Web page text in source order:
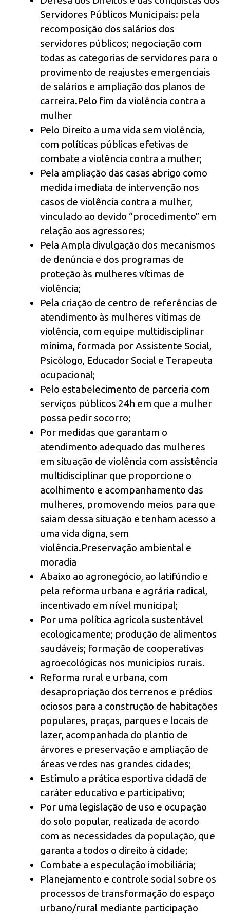
Servidores Públicos Municipais: pela
recomposição dos salários dos
servidores públicos; negociação com
todas as categorias de servidores para o
provimento de reajustes emergenciais
de salários e ampliação dos planos de
carreira.Pelo fim da violência contra a
mulher
Pelo Direito a uma vida sem violência,
com políticas públicas efetivas de
combate a violência contra a mulher;
Pela ampliação das casas abrigo como
medida imediata de intervenção nos
casos de violência contra a mulher,
vinculado ao devido “procedimento” em
relação aos agressores;
Pela Ampla divulgação dos mecanismos
de denúncia e dos programas de
proteção às mulheres vítimas de
violência;
Pela criação de centro de referências de
atendimento às mulheres vítimas de
violência, com equipe multidisciplinar
mínima, formada por Assistente Social,
Psicólogo, Educador Social e Terapeuta
ocupacional;
Pelo estabelecimento de parceria com
serviços públicos 24h em que a mulher
possa pedir socorro;
Por medidas que garantam o
atendimento adequado das mulheres
em situação de violência com assistência
multidisciplinar que proporcione o
acolhimento e acompanhamento das
mulheres, promovendo meios para que
saiam dessa situação e tenham acesso a
uma vida digna, sem
violência.Preservação ambiental e
moradia
Abaixo ao agronegócio, ao latifúndio e
pela reforma urbana e agrária radical,
incentivado em nível municipal;
Por uma política agrícola sustentável
ecologicamente; produção de alimentos
saudáveis; formação de cooperativas
agroecológicas nos municípios rurais.
Reforma rural e urbana, com
desapropriação dos terrenos e prédios
ociosos para a construção de habitações
populares, praças, parques e locais de
lazer, acompanhada do plantio de
árvores e preservação e ampliação de
áreas verdes nas grandes cidades;
Estímulo a prática esportiva cidadã de
caráter educativo e participativo;
Por uma legislação de uso e ocupação
do solo popular, realizada de acordo
com as necessidades da população, que
garanta a todos o direito à cidade;
Combate a especulação imobiliária;
Planejamento e controle social sobre os
processos de transformação do espaço
urbano/rural mediante participação